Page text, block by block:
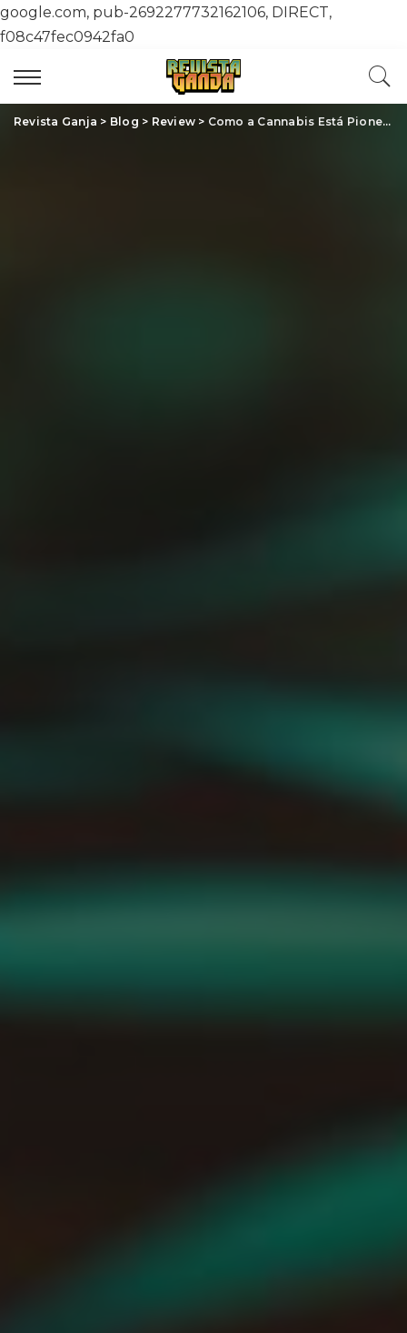
google.com, pub-2692277732162106, DIRECT,
f08c47fec0942fa0
Revista Ganja > Blog > Review > Como a Cannabis Está Pioneirando a Sustentabilidade Industrial: Inovações e Impactos